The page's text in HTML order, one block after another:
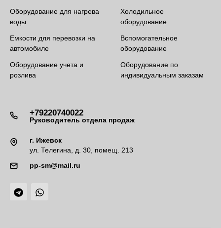
Оборудование для нагрева
воды
Емкости для перевозки на
автомобиле
Оборудование учета и
розлива
Холодильное
оборудование
Вспомогательное
оборудование
Оборудование по
индивидуальным заказам
+79220740022
Руководитель отдела продаж
г. Ижевск
ул. Телегина, д. 30, помещ. 213
pp-sm@mail.ru